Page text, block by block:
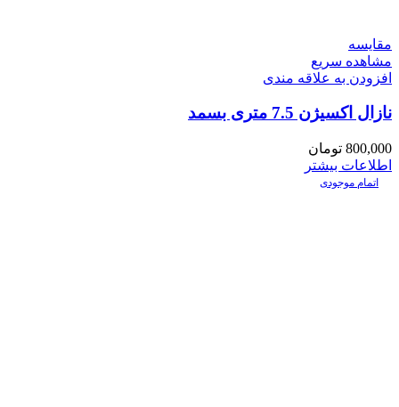
مقایسه
مشاهده سریع
افزودن به علاقه مندی
نازال اکسیژن 7.5 متری بسمد
800,000 تومان
اطلاعات بیشتر
اتمام موجودی